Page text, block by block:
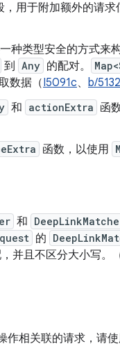
，用于附加额外的请求
种类型安全的方式来
到 Any 的配对。
数据（I5091c、 b/
和 actionExtra 函
函数，以使用
和
的
并且不区分大小写。
作相关联的请求，请